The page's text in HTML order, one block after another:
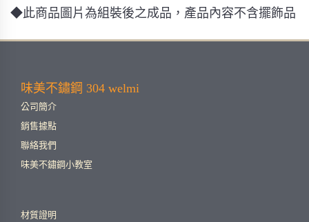
◆此商品圖片為組裝後之成品，產品內容不含擺飾品
味美不鏽鋼 304 welmi
公司簡介
銷售據點
聯絡我們
味美不鏽鋼小教室
材質證明